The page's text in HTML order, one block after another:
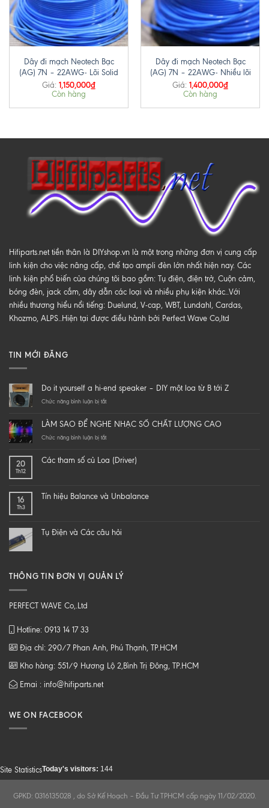
Dây đi mạch Neotech Bạc
(AG) 7N – 22AWG- Lõi Solid
Giá: 1,150,000₫
Còn hàng
Dây đi mạch Neotech Bạc
(AG) 7N – 22AWG- Nhiều lõi
Giá: 1,400,000₫
Còn hàng
Hifiparts.net tiền thân là DIYshop.vn là một trong những đơn vị cung cấp
linh kiện cho việc nâng cấp, chế tạo ampli đèn lớn nhất hiện nay. Các
linh kiện phổ biến của chúng tôi bao gồm: Tụ điện, điện trở, Cuộn cảm,
bóng đèn, jack cắm, dây dẫn các loại và nhiều phụ kiện khác..Với
nhiều thương hiểu nổi tiếng: Duelund, V-cap, WBT, Lundahl, Cardas,
Khozmo, ALPS..Hiện tại được điều hành bởi Perfect Wave Co,ltd
TIN MỚI ĐĂNG
Do it yourself a hi-end speaker – DIY một loa từ B tới Z
Chức năng bình luận bị tắtở
yourself
a
speaker
loa
Z
LÀM SAO ĐỂ NGHE NHẠC SỐ CHẤT LƯỢNG CAO
Chức năng bình luận bị tắtở
ĐỂ
CHẤT
20
Th12
Các tham số củ Loa (Driver)
16
Th3
Tín hiệu Balance và Unbalance
Tụ Điện và Các câu hỏi
THÔNG TIN ĐƠN VỊ QUẢN LÝ
PERFECT WAVE Co,.Ltd
Hotline: 0913 14 17 33
Địa chỉ: 290/7 Phan Anh, Phú Thạnh, TP.HCM
Kho hàng: 551/9 Hương Lộ 2,Bình Trị Đông, TP.HCM
Emai : info@hifiparts.net
WE ON FACEBOOK
Site StatisticsToday's visitors: 144
GPKD: 0316135028 , do Sở Kế Hoạch – Đầu Tư TPHCM cấp ngày 11/02/2020.